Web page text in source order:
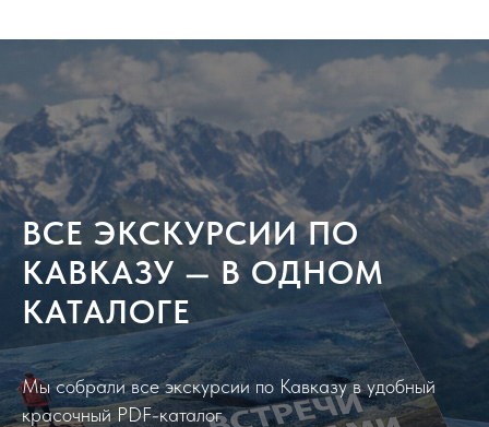
ВСЕ ЭКСКУРСИИ ПО
КАВКАЗУ — В ОДНОМ
КАТАЛОГЕ
Мы собрали все экскурсии по Кавказу в удобный
красочный PDF-каталог